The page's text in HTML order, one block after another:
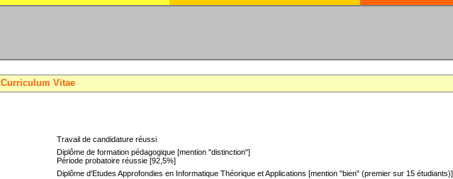
Curriculum Vitae
Travail de candidature réussi
Diplôme de formation pédagogique [mention "distinction"]
Période probatoire réussie [92,5%]
Diplôme d'Etudes Approfondies en Informatique Théorique et Applications [mention "bien" (premier sur 15 étudiants)]